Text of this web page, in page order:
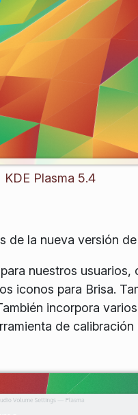
KDE Plasma 5.4
de la nueva versión
nuestros
iconos para Brisa.
incorpora
de